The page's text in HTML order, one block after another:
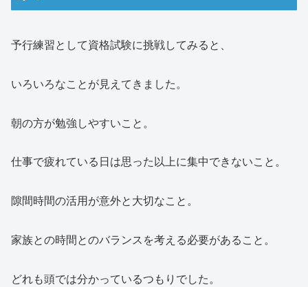
予行練習として資格試験に挑戦してみると、
いろいろなことが見えてきました。
朝の方が勉強しやすいこと。
仕事で疲れている日は思った以上に集中できないこと。
隙間時間の活用が意外と大切なこと。
家族との時間とのバランスを考える必要があること。
どれも頭では分かっているつもりでした。